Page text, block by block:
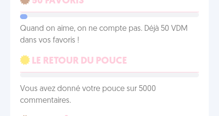
Quand on aime, on ne compte pas. Déjà 50 VDM
dans vos favoris !
LE RETOUR DU POUCE
Vous avez donné votre pouce sur 5000
commentaires.